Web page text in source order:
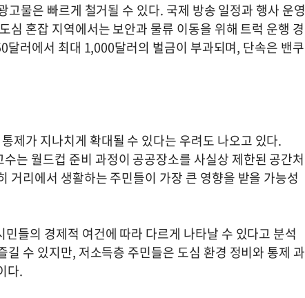
물은 빠르게 철거될 수 있다. 국제 방송 일정과 행사 운영
심 혼잡 지역에서는 보안과 물류 이동을 위해 트럭 운행 경
러에서 최대 1,000달러의 벌금이 부과되며, 단속은 밴쿠
제가 지나치게 확대될 수 있다는 우려도 나오고 있다.
는 월드컵 준비 과정이 공공장소를 사실상 제한된 공간처
거리에서 생활하는 주민들이 가장 큰 영향을 받을 가능성
들의 경제적 여건에 따라 다르게 나타날 수 있다고 분석
수 있지만, 저소득층 주민들은 도심 환경 정비와 통제 과
다.